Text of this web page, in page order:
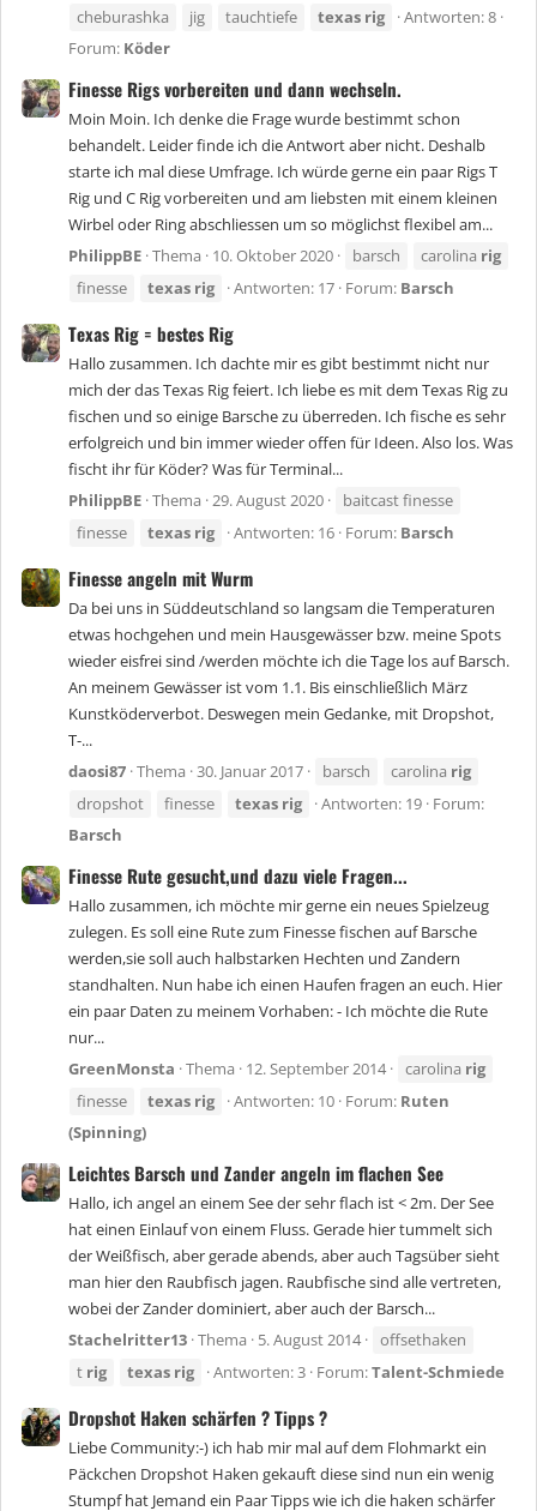
cheburashka jig tauchtiefe texas rig
Antworten: 8
Forum: Köder
Finesse Rigs vorbereiten und dann wechseln.
Moin Moin. Ich denke die Frage wurde bestimmt schon
behandelt. Leider finde ich die Antwort aber nicht. Deshalb
starte ich mal diese Umfrage. Ich würde gerne ein paar Rigs T
Rig und C Rig vorbereiten und am liebsten mit einem kleinen
Wirbel oder Ring abschliessen um so möglichst flexibel am...
PhilippBE Thema 10. Oktober 2020 barsch carolina rig
finesse
texas rig Antworten: 17 Forum: Barsch
Texas Rig = bestes Rig
Hallo zusammen. Ich dachte mir es gibt bestimmt nicht nur
mich der das Texas Rig feiert. Ich liebe es mit dem Texas Rig zu
fischen und so einige Barsche zu überreden. Ich fische es sehr
erfolgreich und bin immer wieder offen für Ideen. Also los. Was
fischt ihr für Köder? Was für Terminal...
PhilippBE Thema 29. August 2020
baitcast finesse
finesse
texas rig Antworten: 16 Forum: Barsch
Finesse angeln mit Wurm
Da bei uns in Süddeutschland so langsam die Temperaturen
etwas hochgehen und mein Hausgewässer bzw. meine Spots
wieder eisfrei sind /werden möchte ich die Tage los auf Barsch.
An meinem Gewässer ist vom 1.1. Bis einschließlich März
Kunstköderverbot. Deswegen mein Gedanke, mit Dropshot,
T-...
daosi87 Thema 30. Januar 2017 barsch carolina rig
dropshot
finesse texas rig Antworten: 19 Forum:
Barsch
Finesse Rute gesucht,und dazu viele Fragen...
Hallo zusammen, ich möchte mir gerne ein neues Spielzeug
zulegen. Es soll eine Rute zum Finesse fischen auf Barsche
werden,sie soll auch halbstarken Hechten und Zandern
standhalten. Nun habe ich einen Haufen fragen an euch. Hier
ein paar Daten zu meinem Vorhaben: - Ich möchte die Rute
nur...
GreenMonsta Thema 12. September 2014 carolina rig
finesse
texas rig Antworten: 10 Forum: Ruten
(Spinning)
Leichtes Barsch und Zander angeln im flachen See
Hallo, ich angel an einem See der sehr flach ist < 2m. Der See
hat einen Einlauf von einem Fluss. Gerade hier tummelt sich
der Weißfisch, aber gerade abends, aber auch Tagsüber sieht
man hier den Raubfisch jagen. Raubfische sind alle vertreten,
wobei der Zander dominiert, aber auch der Barsch...
Stachelritter13 Thema 5. August 2014
offsethaken
t rig texas rig Antworten: 3 Forum:Talent-Schmiede
Dropshot Haken schärfen ? Tipps ?
Liebe Community:-) ich hab mir mal auf dem Flohmarkt ein
Päckchen Dropshot Haken gekauft diese sind nun ein wenig
Stumpf hat Jemand ein Paar Tipps wie ich die haken schärfer